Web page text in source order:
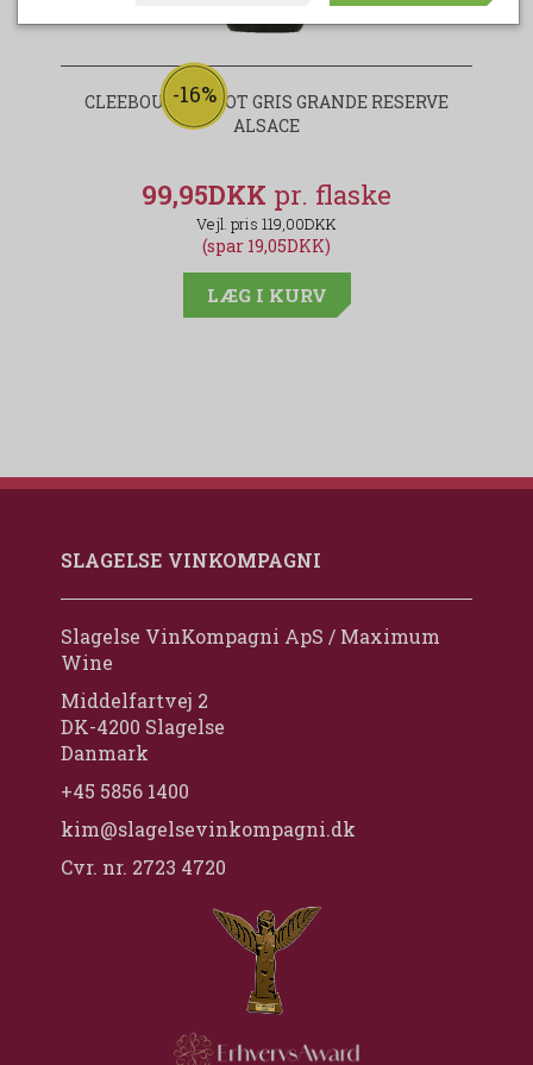
-16%
CLEEBOURG PINOT GRIS GRANDE RESERVE
ALSACE
99,95DKK
119,00DKK
(spar 19,05DKK)
LÆG I KURV
SLAGELSE VINKOMPAGNI
Slagelse VinKompagni ApS / Maximum
Wine
Middelfartvej 2
DK-4200 Slagelse
Danmark
+45 5856 1400
kim@slagelsevinkompagni.dk
Cvr. nr. 2723 4720